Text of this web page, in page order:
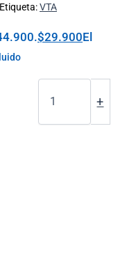
Etiqueta:VTA
$29.900El
+